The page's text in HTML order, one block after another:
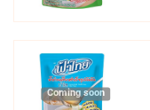
Coming soon